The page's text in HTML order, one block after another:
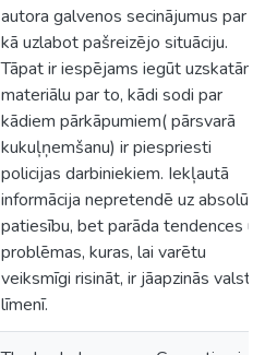
autora galvenos secinājumus par
kā uzlabot pašreizējo situāciju.
Tāpat ir iespējams iegūt uzskatāmu
materiālu par to, kādi sodi par
kādiem pārkāpumiem( pārsvarā
kukuļņemšanu) ir piespriesti
policijas darbiniekiem. Iekļautā
informācija nepretendē uz absolūto
patiesību, bet parāda tendences un
problēmas, kuras, lai varētu
veiksmīgi risināt, ir jāapzinās valsts
līmenī.